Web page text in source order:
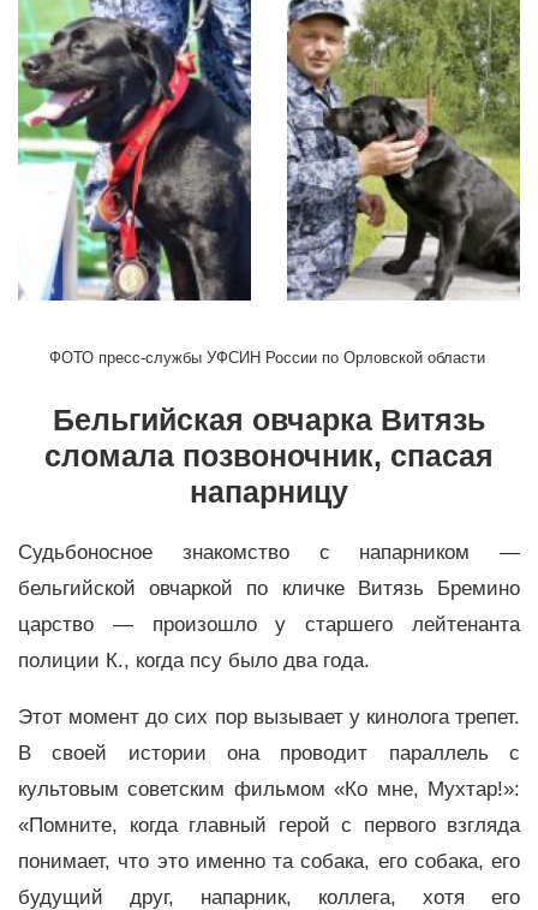
ФОТО пресс-службы УФСИН Россиипо Орловской области
Бельгийская овчарка Витязь
сломала позвоночник, спасая
напарницу
Судьбоносное знакомство с напарником —
бельгийской овчаркой по кличке Витязь Бремино
царство — произошло у старшего лейтенанта
полиции К., когда псу было два года.
Этот момент до сих пор вызывает у кинолога трепет.
В своей истории она проводит параллель с
культовым советским фильмом «Ко мне, Мухтар!»:
«Помните, когда главный герой с первого взгляда
понимает, что это именно та собака, его собака, его
будущий друг, напарник, коллега, хотя его